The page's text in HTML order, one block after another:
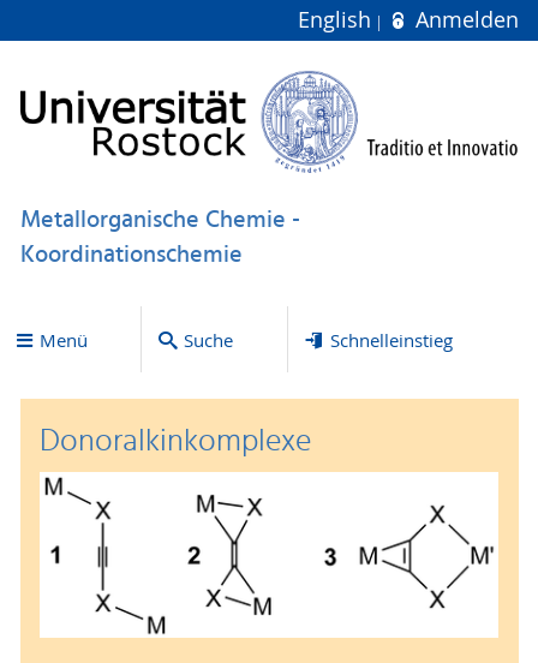
English Anmelden
Metallorganische Chemie -
Koordinationschemie
Menü Suche Schnelleinstieg
Donoralkinkomplexe